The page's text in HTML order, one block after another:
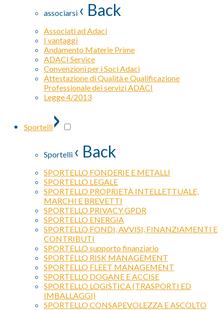
associarsi ‹ Back
Associati ad Adaci
I vantaggi
Andamento Materie Prime
ADACI Service
Convenzioni per i Soci Adaci
Attestazione di Qualità e Qualificazione
Professionale dei servizi ADACI
Legge 4/2013
Sportelli›
Sportelli ‹ Back
SPORTELLO FONDERIE E METALLI
SPORTELLO LEGALE
SPORTELLO PROPRIETÀ INTELLETTUALE,
MARCHI E BREVETTI
SPORTELLO PRIVACY GPDR
SPORTELLO ENERGIA
SPORTELLO FONDI, AVVISI, FINANZIAMENTI E
CONTRIBUTI
SPORTELLO supporto finanziario
SPORTELLO RISK MANAGEMENT
SPORTELLO FLEET MANAGEMENT
SPORTELLO DOGANE E ACCISE
SPORTELLO LOGISTICA (TRASPORTI ED
IMBALLAGGI)
SPORTELLO CONSAPEVOLEZZA E ASCOLTO